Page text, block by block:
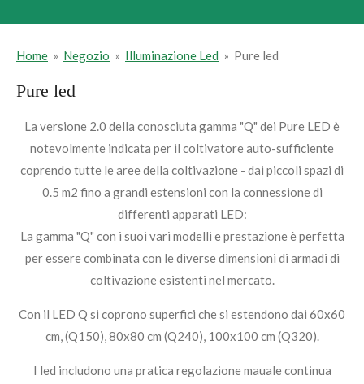
Home » Negozio » Illuminazione Led » Pure led
Pure led
La versione 2.0 della conosciuta gamma "Q" dei Pure LED è
notevolmente indicata per il coltivatore auto-sufficiente
coprendo tutte le aree della coltivazione - dai piccoli spazi di
0.5 m2 fino a grandi estensioni con la connessione di
differenti apparati LED:
La gamma "Q" con i suoi vari modelli e prestazione è perfetta
per essere combinata con le diverse dimensioni di armadi di
coltivazione esistenti nel mercato.
Con il LED Q si coprono superfici che si estendono dai 60x60
cm, (Q150), 80x80 cm (Q240), 100x100 cm (Q320).
I led includono una pratica regolazione mauale continua